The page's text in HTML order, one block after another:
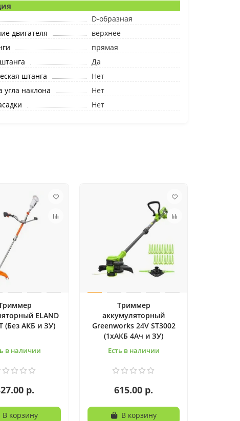
D-образная
двигателя
верхнее
прямая
Да
штанга
Нет
угла наклона
Нет
Нет
ELAND
(Без АКБ и ЗУ)
в наличии
р.
В корзину
Триммер
аккумуляторный
Greenworks 24V ST3002
(1хАКБ 4Ач и ЗУ)
Есть в наличии
615.00 р.
В корзину